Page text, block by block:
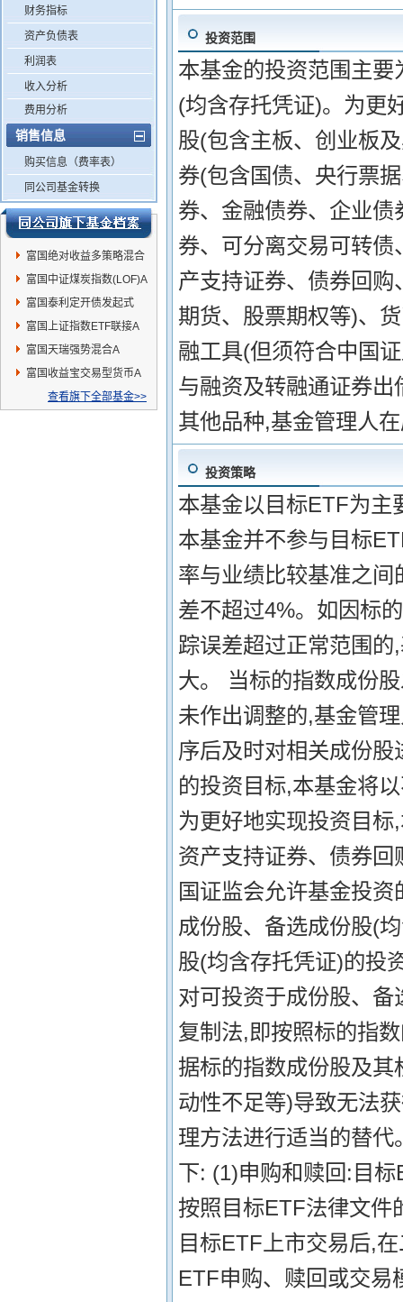
财务指标
资产负债表
利润表
收入分析
费用分析
销售信息
购买信息（费率表）
同公司基金转换
富国绝对收益多策略混合
A
富国中证煤炭指数(LOF)A
富国泰利定开债发起式
富国上证指数ETF联接A
富国天瑞强势混合A
富国收益宝交易型货币A
查看旗下全部基金>>
投资范围
本基金的投资范围主
(均含存托凭证)。为更
股(包含主板、创业板
券(包含国债、央行票
券、金融债券、企业
券、可分离交易可转
产支持证券、债券回
期货、股票期权等)、
融工具(但须符合中国
与融资及转融通证券
其他品种,基金管理人
投资策略
本基金以目标ETF为主
本基金并不参与目标
率与业绩比较基准之
差不超过4%。如因标
踪误差超过正常范围
大。 当标的指数成份
未作出调整的,基金管
序后及时对相关成份
的投资目标,本基金将
为更好地实现投资目
资产支持证券、债券
国证监会允许基金投
成份股、备选成份股(
股(均含存托凭证)的投
对可投资于成份股、
复制法,即按照标的指
据标的指数成份股及
动性不足等)导致无法
理方法进行适当的替
下: (1)申购和赎回:目
按照目标ETF法律文件
目标ETF上市交易后,
ETF申购、赎回或交易